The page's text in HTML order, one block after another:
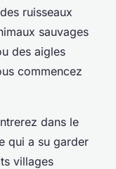
ruisseaux
sauvages
des aigles
commencez
dans le
qui a su garder
villages